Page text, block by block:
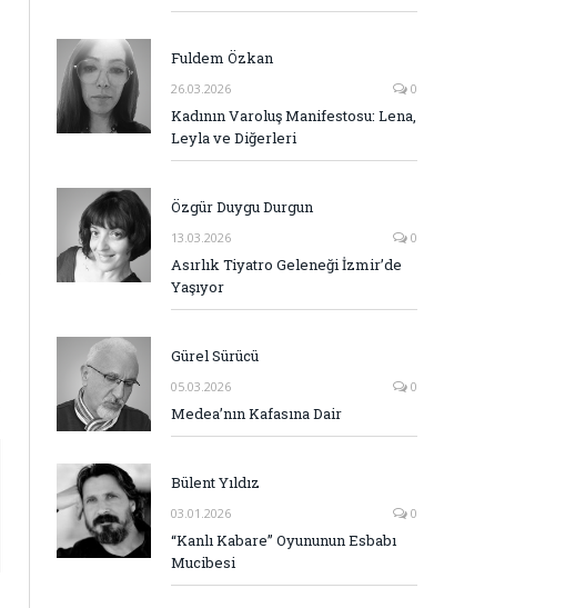
Fuldem Özkan
26.03.2026 0
Kadının Varoluş Manifestosu: Lena,
Leyla ve Diğerleri
Özgür Duygu Durgun
13.03.2026 0
Asırlık Tiyatro Geleneği İzmir’de
Yaşıyor
Gürel Sürücü
05.03.2026 0
Medea’nın Kafasına Dair
Bülent Yıldız
03.01.2026 0
“Kanlı Kabare” Oyununun Esbabı
Mucibesi